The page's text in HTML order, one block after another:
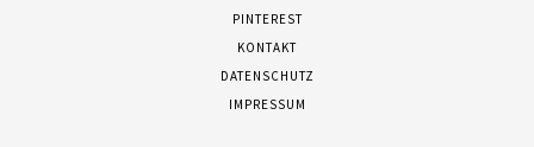
PINTEREST
KONTAKT
DATENSCHUTZ
IMPRESSUM